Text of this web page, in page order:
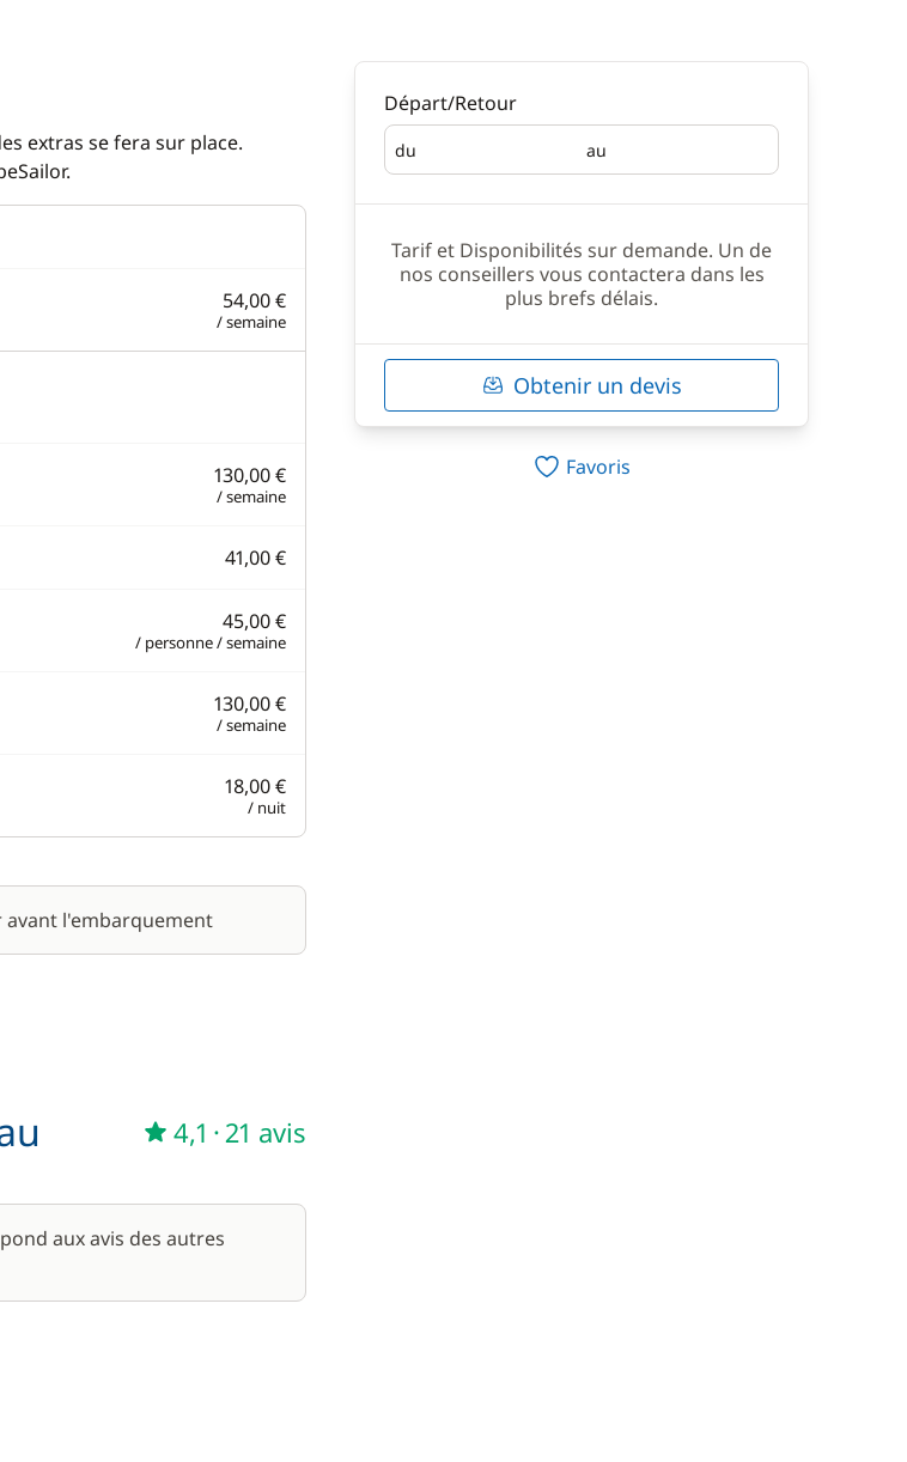
extras se fera sur place.
54,00 €
/ semaine
130,00 €
/ semaine
41,00 €
45,00 €
/ personne / semaine
130,00 €
/ semaine
18,00 €
/ nuit
avant l'embarquement
4,1 ·21 avis
aux avis des autres
Départ/Retour
du
Départ au
Retour
Tarif et Disponibilités sur demande. Un de
nos conseillers vous contactera dans les
plus brefs délais.
Obtenir un devis
Favoris